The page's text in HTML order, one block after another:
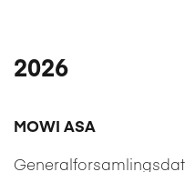
2026
MOWI ASA